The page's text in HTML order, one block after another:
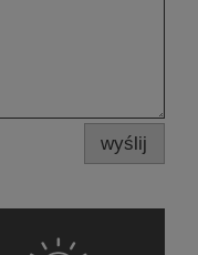
wyślij